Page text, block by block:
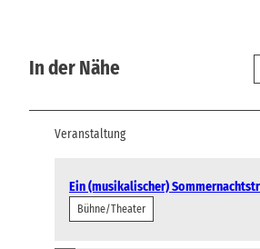
In der Nähe
Veranstaltung
Ein (musikalischer)
Bühne/Theater